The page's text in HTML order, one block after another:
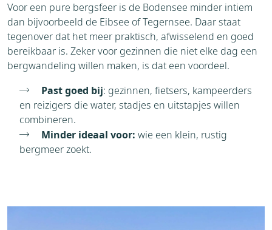
Voor een pure bergsfeer is de Bodensee minder intiem
dan bijvoorbeeld de Eibsee of Tegernsee. Daar staat
tegenover dat het meer praktisch, afwisselend en goed
bereikbaar is. Zeker voor gezinnen die niet elke dag een
bergwandeling willen maken, is dat een voordeel.
Past goed bij: gezinnen, fietsers, kampeerders
en reizigers die water, stadjes en uitstapjes willen
combineren.
Minder ideaal voor: wie een klein, rustig
bergmeer zoekt.